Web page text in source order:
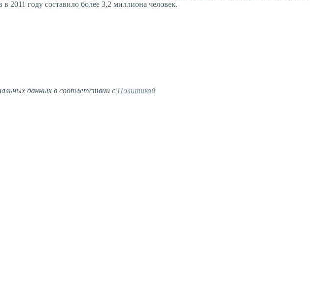
2011 году составило более 3,2 миллиона человек.
данных в соответствии с Политикой